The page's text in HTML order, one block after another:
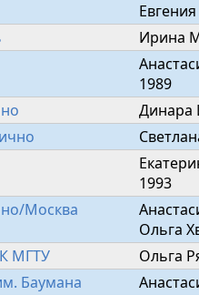
Ирина
1989
Динара
1993
Москва
Ольга
МГТУ
Ольга
Баумана